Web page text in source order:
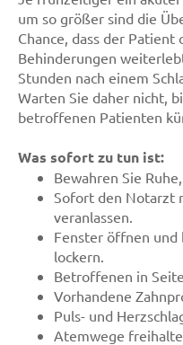
um so größer sind die
Chance, dass der Patient
Behinderungen
Stunden nach einem
Warten Sie daher nicht,
betroffenen Patienten
Was sofort zu tun ist:
Bewahren Sie
Sofort den Notarzt
veranlassen.
Fenster öffnen und
lockern.
Betroffenen in
Vorhandene
Puls- und
Atemwege